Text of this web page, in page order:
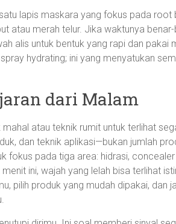
lapis maskara yang fokus pada root
atau merah telur. Jika waktunya
alis untuk bentuk yang rapi dan pakai
hydrating; ini yang menyatukan
dari Malam
atau teknik rumit untuk terlihat
dan teknik aplikasi—bukan jumlah
fokus pada tiga area: hidrasi,
ini, wajah yang lelah bisa terlihat
pilih produk yang mudah dipakai, dan